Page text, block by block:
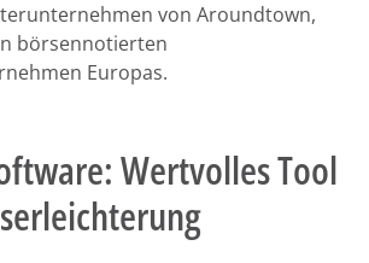
von Aroundtown,
börsennotierten
Europas.
Wertvolles Tool